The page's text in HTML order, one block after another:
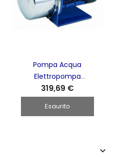
Pompa Acqua
Elettropompa
Autoadescante Centrifuga
1.5hp 1.1kw LOWARA Xylem -
BGM11/C
319,69 €
Esaurito